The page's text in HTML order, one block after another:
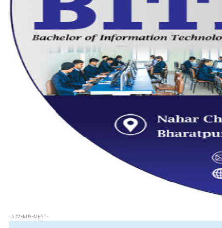
- ADVERTISEMENT -